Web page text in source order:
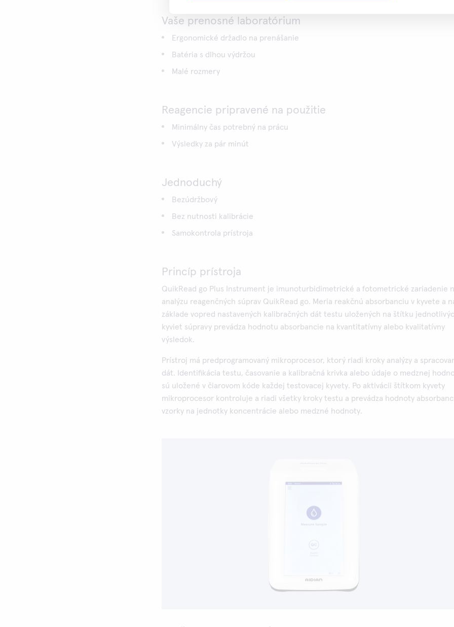
Vaše prenosné laboratórium
Ergonomické držadlo na prenášanie
Batéria s dlhou výdržou
Malé rozmery
Reagencie pripravené na použitie
Minimálny čas potrebný na prácu
Výsledky za pár minút
Jednoduchý
Bezúdržbový
Bez nutnosti kalibrácie
Samokontrola prístroja
Princíp prístroja
QuikRead go Plus Instrument je imunoturbidimetrické a fotometrické zariadenie
analýzu reagenčných súprav QuikRead go. Meria reakčnú absorbanciu v kyvete a
základe vopred nastavených kalibračných dát testu uložených na štítku
kyviet súpravy prevádza hodnotu absorbancie na kvantitatívny alebo kvalitatívny
výsledok.
Prístroj má predprogramovaný mikroprocesor, ktorý riadi kroky analýzy a
dát. Identifikácia testu, časovanie a kalibračná krivka alebo údaje o medznej
sú uložené v čiarovom kóde každej testovacej kyvety. Po aktivácii štítkom kyvety
mikroprocesor kontroluje a riadi všetky kroky testu a prevádza hodnoty
vzorky na jednotky koncentrácie alebo medzné hodnoty.